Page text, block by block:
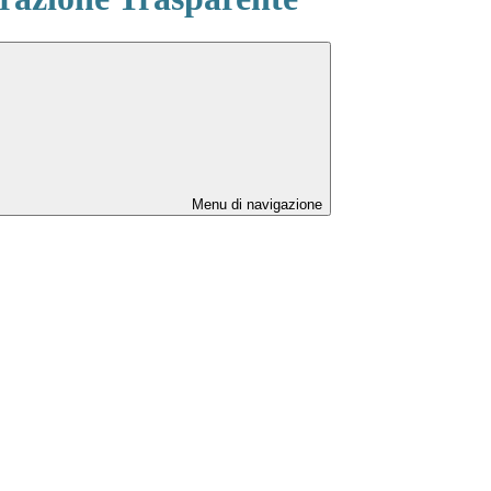
Menu di navigazione